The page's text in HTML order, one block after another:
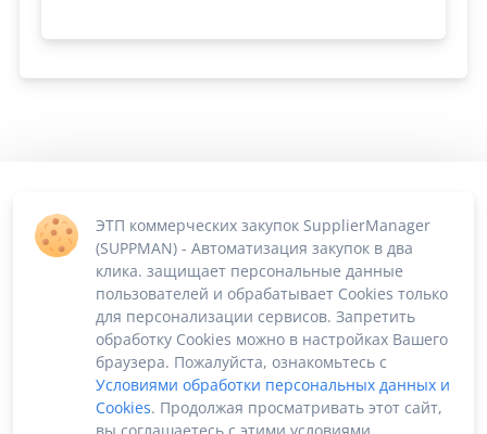
ЭТП коммерческих закупок SupplierManager
(SUPPMAN) - Автоматизация закупок в два
клика. защищает персональные данные
пользователей и обрабатывает Cookies только
для персонализации сервисов. Запретить
обработку Cookies можно в настройках Вашего
браузера. Пожалуйста, ознакомьтесь с
Условиями обработки персональных данных и
Cookies. Продолжая просматривать этот сайт,